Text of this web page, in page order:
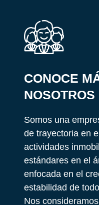
CONOCE
NOSOTROS
Somos una
de trayectoria en
actividades
estándares en el
enfocada en el
estabilidad de
Nos